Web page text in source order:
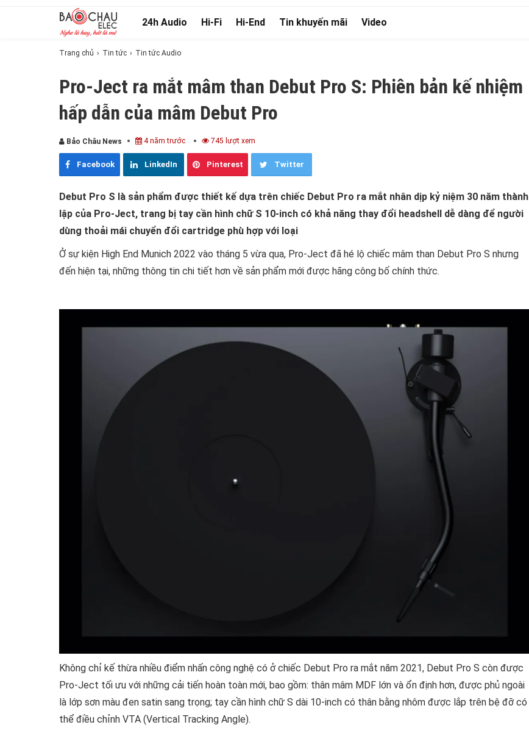
24h Audio Hi-Fi Hi-End Tin khuyến mãi Video
Trang chủ Tin tức Tin tức Audio
Pro-Ject ra mắt mâm than Debut Pro S: Phiên bản kế nhiệm
hấp dẫn của mâm Debut Pro
Bảo Châu News 4 năm trước 745 lượt xem
Facebook LinkedIn Pinterest Twitter
Debut Pro S là sản phẩm được thiết kế dựa trên chiếc Debut Pro ra mắt nhân dịp kỷ niệm 30 năm thành
lập của Pro-Ject, trang bị tay cần hình chữ S 10-inch có khả năng thay đổi headshell dễ dàng để người
dùng thoải mái chuyển đổi cartridge phù hợp với loại
Ở sự kiện High End Munich 2022 vào tháng 5 vừa qua, Pro-Ject đã hé lộ chiếc mâm than Debut Pro S nhưng
đến hiện tại, những thông tin chi tiết hơn về sản phẩm mới được hãng công bố chính thức.
Không chỉ kế thừa nhiều điểm nhấn công nghệ có ở chiếc Debut Pro ra mắt năm 2021, Debut Pro S còn được
Pro-Ject tối ưu với những cải tiến hoàn toàn mới, bao gồm: thân mâm MDF lớn và ổn định hơn, được phủ ngoài
là lớp sơn màu đen satin sang trọng; tay cần hình chữ S dài 10-inch có thân bằng nhôm được lắp trên bệ đỡ có
thể điều chỉnh VTA (Vertical Tracking Angle).